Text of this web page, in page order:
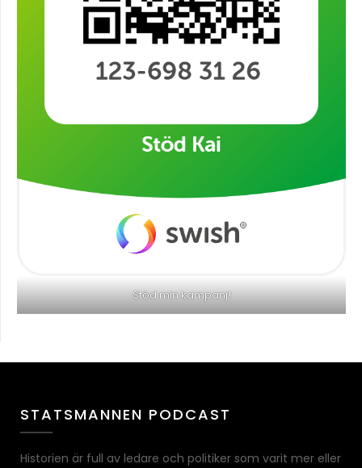
Stöd min kampanj!
STATSMANNEN PODCAST
Historien är full av ledare och politiker som varit mer eller